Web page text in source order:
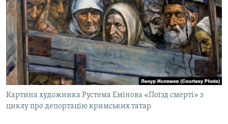
ВІДЕОУРОКИ «ELIFBE»
СВІДЧЕННЯ ОКУПАЦІЇ
УКРАЇНСЬКА ПРОБЛЕМА КРИМУ
ІНФОГРАФІКА
Русский
Qırımtatar
ДОЛУЧАЙСЯ!
Усі сайти RFE/RL
Картина художника Рустема Емінова «Поїзд смерті» з
циклу про депортацію кримських татар